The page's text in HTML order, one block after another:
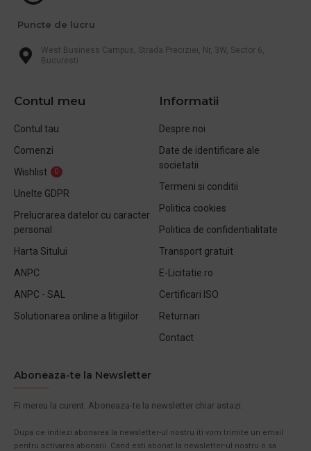
Puncte de lucru
West Business Campus, Strada Preciziei, Nr, 3W, Sector 6,
Bucuresti
Contul meu
Contul tau
Comenzi
Wishlist
0
Unelte GDPR
Prelucrarea datelor cu caracter
personal
Harta Sitului
ANPC
ANPC - SAL
Solutionarea online a litigiilor
Informatii
Despre noi
Date de identificare ale
societatii
Termeni si conditii
Politica cookies
Politica de confidentialitate
Transport gratuit
E-Licitatie.ro
Certificari ISO
Returnari
Contact
Aboneaza-te la Newsletter
Fi mereu la curent. Aboneaza-te la newsletter chiar astazi.
Dupa ce initiezi abonarea la newsletter-ul nostru iti vom trimite un email
pentru activarea abonarii. Cand esti abonat la newsletter-ul nostru o sa